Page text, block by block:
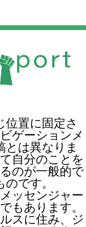
置に固定さ
ゲーションメ
は異なりま
自分のことを
のが一般的で
のです。
ッセンジャー
もあります。
スに住み、ジ